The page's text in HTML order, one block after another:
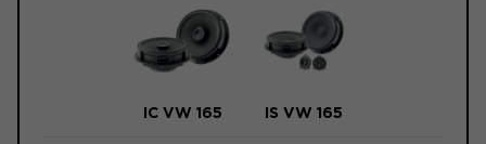
IC VW 165 IS VW 165